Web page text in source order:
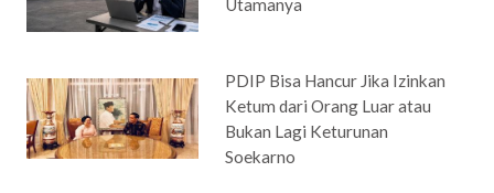
Utamanya
PDIP Bisa Hancur Jika Izinkan
Ketum dari Orang Luar atau
Bukan Lagi Keturunan
Soekarno